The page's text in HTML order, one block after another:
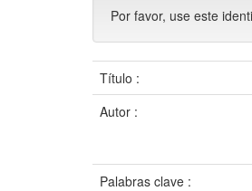
Por favor, use este
Título :
Autor :
Palabras clave :